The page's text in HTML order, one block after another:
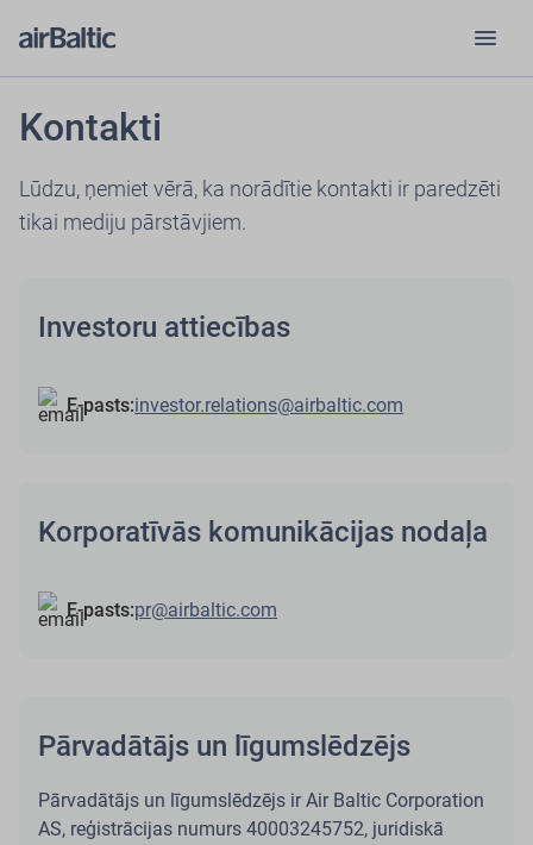
menu
Kontakti
Lūdzu, ņemiet vērā, ka norādītie kontakti ir paredzēti
tikai mediju pārstāvjiem.
Investoru attiecības
E-pasts:investor.relations@airbaltic.com
Korporatīvās komunikācijas nodaļa
E-pasts:pr@airbaltic.com
Pārvadātājs un līgumslēdzējs
Pārvadātājs un līgumslēdzējs ir Air Baltic Corporation
AS, reģistrācijas numurs 40003245752, juridiskā